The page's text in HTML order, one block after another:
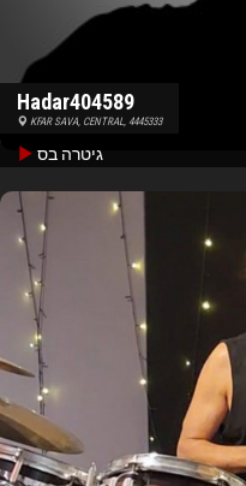
Hadar404589
KFAR SAVA, CENTRAL, 4445333
גיטרה בס